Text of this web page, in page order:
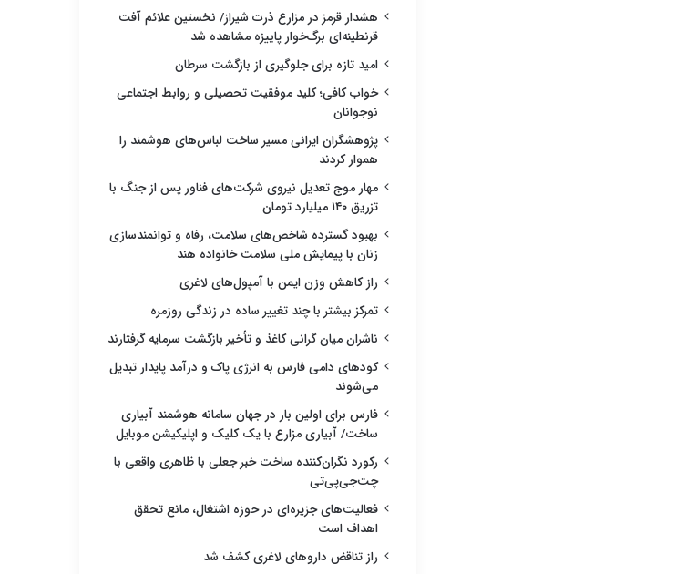
هشدار قرمز در مزارع ذرت شیراز/ نخستین علائم آفت
قرنطینه‌ای برگ‌خوار پاییزه مشاهده شد
امید تازه برای جلوگیری از بازگشت سرطان
خواب کافی؛ کلید موفقیت تحصیلی و روابط اجتماعی
نوجوانان
پژوهشگران ایرانی مسیر ساخت لباس‌های هوشمند را
هموار کردند
مهار موج تعدیل نیروی شرکت‌های فناور پس از جنگ با
تزریق ۱۴۰ میلیارد تومان
بهبود گسترده شاخص‌های سلامت، رفاه و توانمندسازی
زنان با پیمایش ملی سلامت خانواده هند
راز کاهش وزن ایمن با آمپول‌های لاغری
تمرکز بیشتر با چند تغییر ساده در زندگی روزمره
ناشران میان گرانی کاغذ و تأخیر بازگشت سرمایه گرفتارند
کودهای دامی فارس به انرژی پاک و درآمد پایدار تبدیل
می‌شوند
فارس برای اولین بار در جهان سامانه هوشمند آبیاری
ساخت/ آبیاری مزارع با یک کلیک و اپلیکیشن موبایل
رکورد نگران‌کننده ساخت خبر جعلی با ظاهری واقعی با
چت‌جی‌پی‌تی
فعالیت‌های جزیره‌ای در حوزه اشتغال، مانع تحقق
اهداف است
راز تناقض داروهای لاغری کشف شد